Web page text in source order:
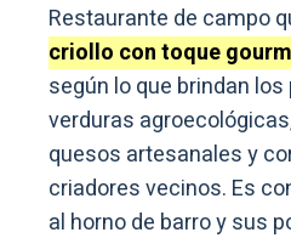
Restaurante de campo
criollo con toque
según lo que brindan
verduras
quesos artesanales y
criadores vecinos. Es
al horno de barro y sus